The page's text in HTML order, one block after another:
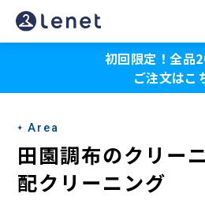
田
園
布
の
ク
リ
初回限定！全品
ご注文はこ
Area
田園調布のクリー
配クリーニング